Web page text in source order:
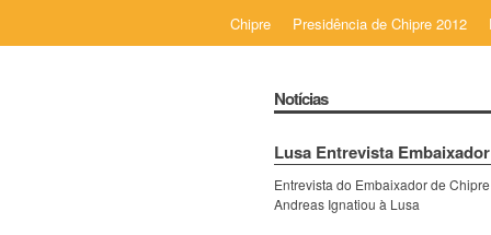
Chipre Presidência de Chipre 2012
Notícias
Lusa Entrevista
Entrevista do Embaixador de Chipre
Andreas Ignatiou à Lusa